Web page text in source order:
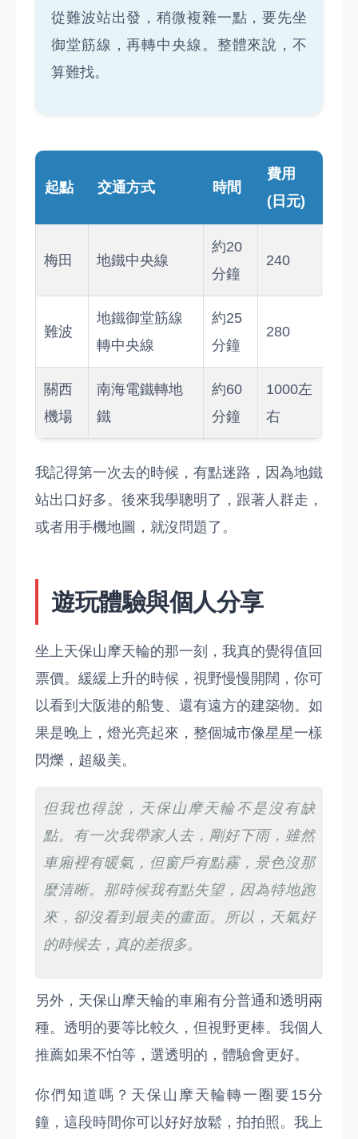
從難波站出發，稍微複雜一點，要先坐
御堂筋線，再轉中央線。整體來說，不
算難找。
起點 交通方式 時間
費用
(日元)
梅田 地鐵中央線
約20
分鐘
240
難波
地鐵御堂筋線
轉中央線
約25
分鐘
280
關西
機場
南海電鐵轉地
鐵
約60
分鐘
1000左
右
我記得第一次去的時候，有點迷路，因為地鐵
站出口好多。後來我學聰明了，跟著人群走，
或者用手機地圖，就沒問題了。
遊玩體驗與個人分享
坐上天保山摩天輪的那一刻，我真的覺得值回
票價。緩緩上升的時候，視野慢慢開闊，你可
以看到大阪港的船隻、還有遠方的建築物。如
果是晚上，燈光亮起來，整個城市像星星一樣
閃爍，超級美。
但我也得說，天保山摩天輪不是沒有缺
點。有一次我帶家人去，剛好下雨，雖然
車廂裡有暖氣，但窗戶有點霧，景色沒那
麼清晰。那時候我有點失望，因為特地跑
來，卻沒看到最美的畫面。所以，天氣好
的時候去，真的差很多。
另外，天保山摩天輪的車廂有分普通和透明兩
種。透明的要等比較久，但視野更棒。我個人
推薦如果不怕等，選透明的，體驗會更好。
你們知道嗎？天保山摩天輪轉一圈要15分
鐘，這段時間你可以好好放鬆，拍拍照。我上